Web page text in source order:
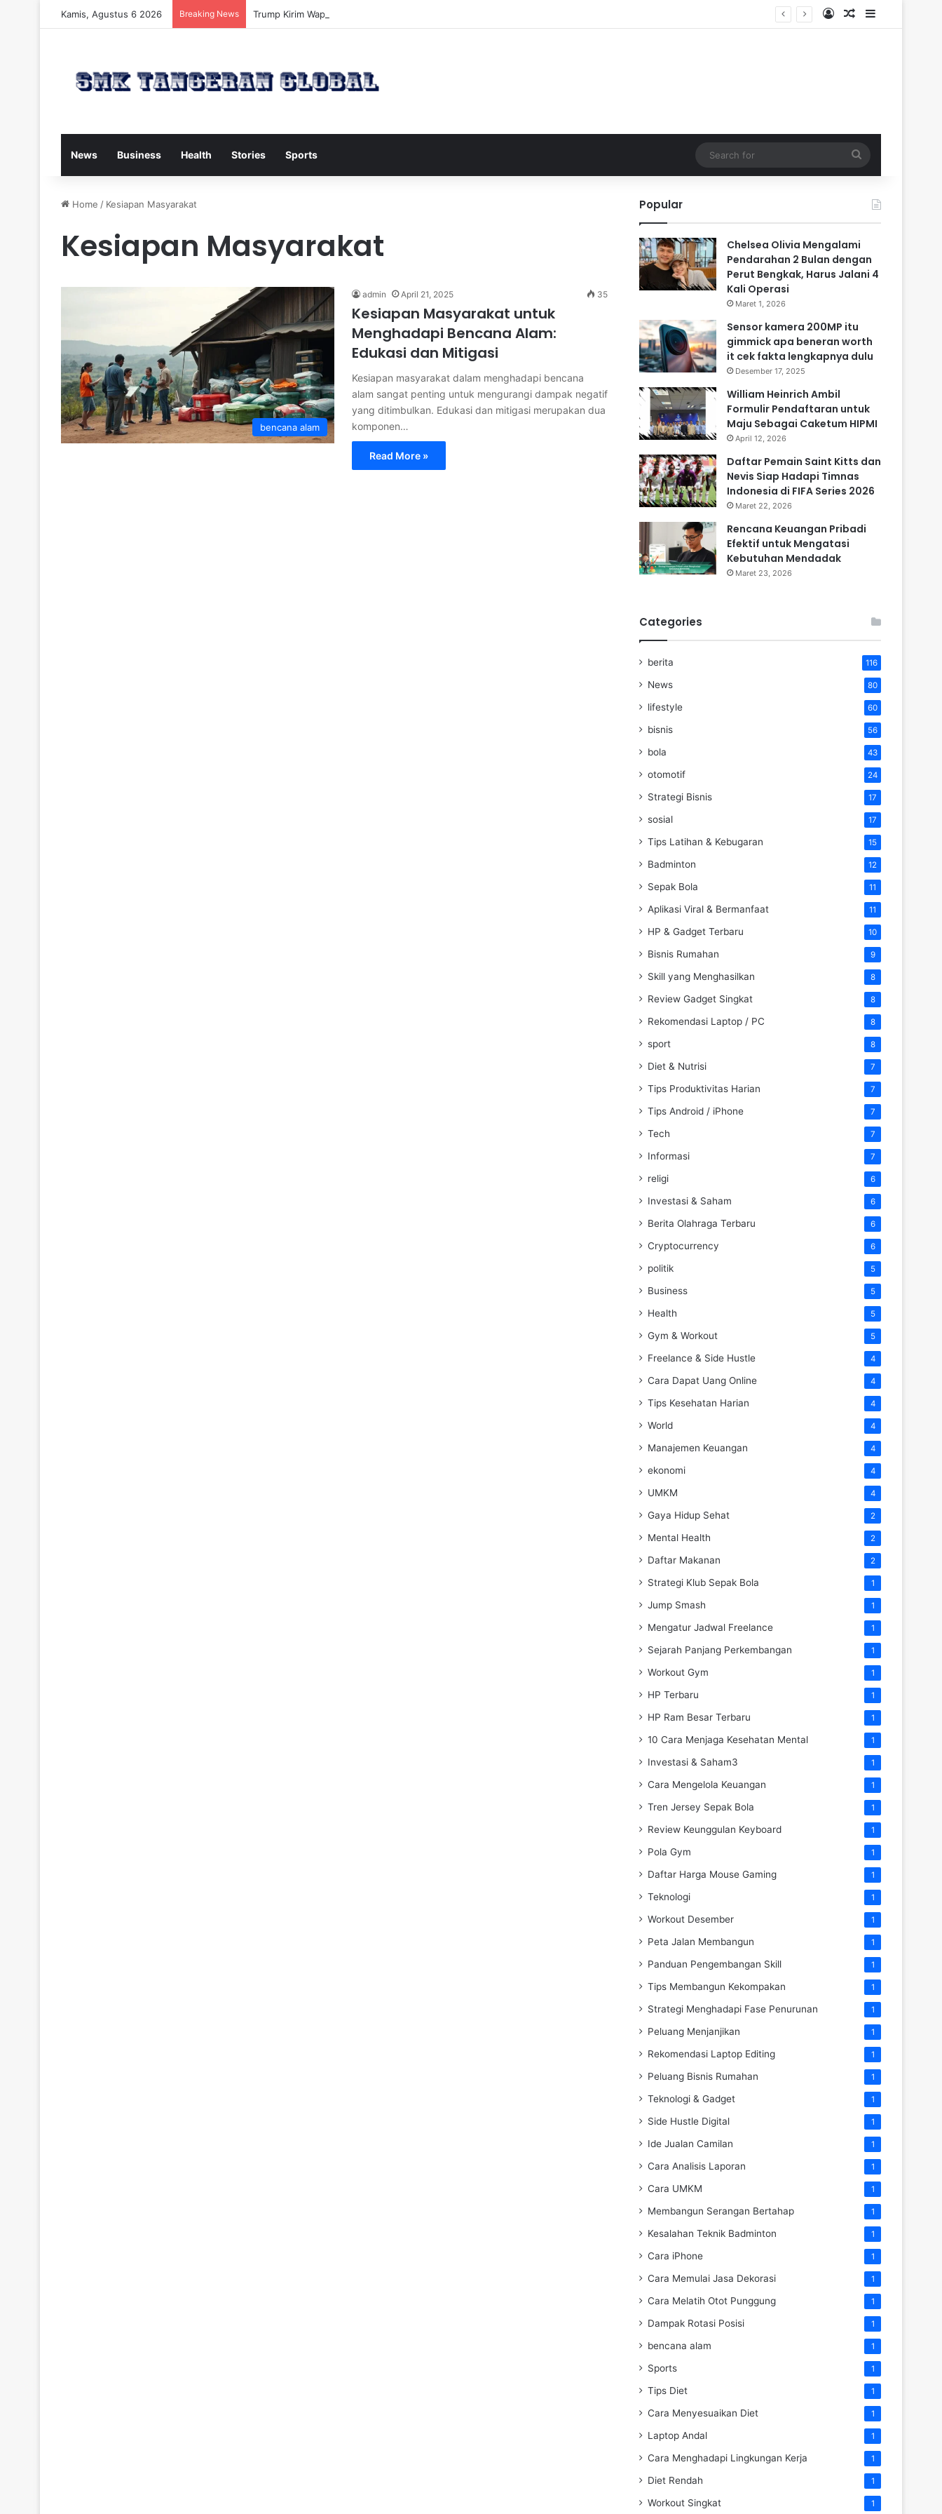
Kamis, Agustus 6 2026 Breaking News Trump Kirim Wapres JD Vance ke Pakistan untuk Perundingan Strategis dengan Iran Log InRandom Article
Sidebar
News Business Health Stories Sports
for
Home / Kesiapan Masyarakat
Kesiapan Masyarakat
bencana alam
admin April 21, 2025 35
Kesiapan Masyarakat untuk
Menghadapi Bencana Alam:
Edukasi dan Mitigasi
Kesiapan masyarakat dalam menghadapi bencana
alam sangat penting untuk mengurangi dampak negatif
yang ditimbulkan. Edukasi dan mitigasi merupakan dua
komponen…
Read More »
Popular
Chelsea Olivia Mengalami
Pendarahan 2 Bulan dengan
Perut Bengkak, Harus Jalani 4
Kali Operasi
Maret 1, 2026
Sensor kamera 200MP itu
gimmick apa beneran worth
it cek fakta lengkapnya dulu
Desember 17, 2025
William Heinrich Ambil
Formulir Pendaftaran untuk
Maju Sebagai Caketum HIPMI
April 12, 2026
Daftar Pemain Saint Kitts dan
Nevis Siap Hadapi Timnas
Indonesia di FIFA Series 2026
Maret 22, 2026
Rencana Keuangan Pribadi
Efektif untuk Mengatasi
Kebutuhan Mendadak
Maret 23, 2026
Categories
berita 116
News 80
lifestyle 60
bisnis 56
bola 43
otomotif 24
Strategi Bisnis 17
sosial 17
Tips Latihan & Kebugaran 15
Badminton 12
Sepak Bola 11
Aplikasi Viral & Bermanfaat 11
HP & Gadget Terbaru 10
Bisnis Rumahan 9
Skill yang Menghasilkan 8
Review Gadget Singkat 8
Rekomendasi Laptop / PC 8
sport 8
Diet & Nutrisi 7
Tips Produktivitas Harian 7
Tips Android / iPhone 7
Tech 7
Informasi 7
religi 6
Investasi & Saham 6
Berita Olahraga Terbaru 6
Cryptocurrency 6
politik 5
Business 5
Health 5
Gym & Workout 5
Freelance & Side Hustle 4
Cara Dapat Uang Online 4
Tips Kesehatan Harian 4
World 4
Manajemen Keuangan 4
ekonomi 4
UMKM 4
Gaya Hidup Sehat 2
Mental Health 2
Daftar Makanan 2
Strategi Klub Sepak Bola 1
Jump Smash 1
Mengatur Jadwal Freelance 1
Sejarah Panjang Perkembangan 1
Workout Gym 1
HP Terbaru 1
HP Ram Besar Terbaru 1
10 Cara Menjaga Kesehatan Mental 1
Investasi & Saham3 1
Cara Mengelola Keuangan 1
Tren Jersey Sepak Bola 1
Review Keunggulan Keyboard 1
Pola Gym 1
Daftar Harga Mouse Gaming 1
Teknologi 1
Workout Desember 1
Peta Jalan Membangun 1
Panduan Pengembangan Skill 1
Tips Membangun Kekompakan 1
Strategi Menghadapi Fase Penurunan 1
Peluang Menjanjikan 1
Rekomendasi Laptop Editing 1
Peluang Bisnis Rumahan 1
Teknologi & Gadget 1
Side Hustle Digital 1
Ide Jualan Camilan 1
Cara Analisis Laporan 1
Cara UMKM 1
Membangun Serangan Bertahap 1
Kesalahan Teknik Badminton 1
Cara iPhone 1
Cara Memulai Jasa Dekorasi 1
Cara Melatih Otot Punggung 1
Dampak Rotasi Posisi 1
bencana alam 1
Sports 1
Tips Diet 1
Cara Menyesuaikan Diet 1
Laptop Andal 1
Cara Menghadapi Lingkungan Kerja 1
Diet Rendah 1
Workout Singkat 1